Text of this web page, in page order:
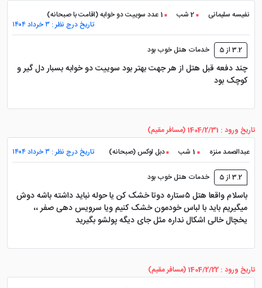
در تمامی رستوران های هتل ارغوان پنج ستاره منوی غذایی
بوفه است.
قیمت هتل ارغوان
قیمت رزرو هتل ارغوان مشهد در فواصل مختلف تغییر می
رزرو آنلاین رزرو تور مشهد همچون پرشین هتل، قیمتی
پایین تر از خود هتل را به کاربران ارائه می دهند.همچنین
قیمت اتاق هتل ارغوان مشهد به دلیل تنوع با یکدیگر
متفاوت بوده و نمی توان قیمت دقیقی را محاسبه کرد اما
دیگر اتاق های هتل است که دلیلش چشم انداز رو به حرم
(اتاق 3 خوابه) می باشد.
نفیسه سلیمانی
2 شب
1 عدد سوییت دو خوابه (اقامت با صبحانه)
تاریخ درج نظر : ۳ خرداد ۱۴۰۴
3.2 از 5 خدمات هتل خوب بود
چند دفعه قبل هتل از هر جهت بهتر بود سوییت دو خوابه بسبار دل گیر و
کوچک بود
تاریخ ورود : 1404/2/31 (مسافر مقیم)
عبدالصمد منزه
1 شب دبل لوکس (صبحانه) تاریخ درج نظر : ۳ خرداد ۱۴۰۴
3.2 از 5 خدمات هتل خوب بود
باسلام واقعا هتل ۵ستاره دوتا خشک کن یا حوله نباید داشته باشه دوش
میگیریم باید با لباس خودمون خشک کنیم ویا سرویس دهی صفر ،،
یخچال خالی اشکال نداره مثل جای دیگه پولشو بگیرید
تاریخ ورود : 1404/2/22 (مسافر مقیم)